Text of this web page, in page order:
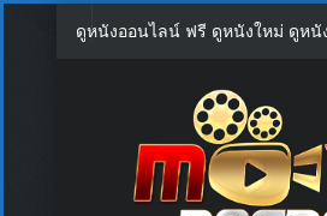
ดูหนังออนไลน์ ฟรี ดูหนังใหม่ ดูหนั